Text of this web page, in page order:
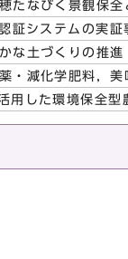
たなびく景観保
証システムの実証
な土づくりの推進
・減化学肥料，
用した環境保全型